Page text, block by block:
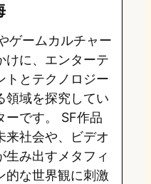
o
o
k
a
ゲームカルチャー
けに、エンターテ
トとテクノロジー
領域を探究してい
ーです。 SF作品
来社会や、ビデオ
生み出すメタフィ
的な世界観に刺激